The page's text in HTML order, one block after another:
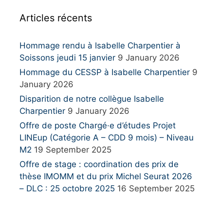
f
r
:
Articles récents
Hommage rendu à Isabelle Charpentier à
Soissons jeudi 15 janvier 9 January 2026
Hommage du CESSP à Isabelle Charpentier 9
January 2026
Disparition de notre collègue Isabelle
Charpentier 9 January 2026
Offre de poste Chargé·e d’études Projet
LINEup (Catégorie A – CDD 9 mois) – Niveau
M2 19 September 2025
Offre de stage : coordination des prix de
thèse IMOMM et du prix Michel Seurat 2026
– DLC : 25 octobre 2025 16 September 2025